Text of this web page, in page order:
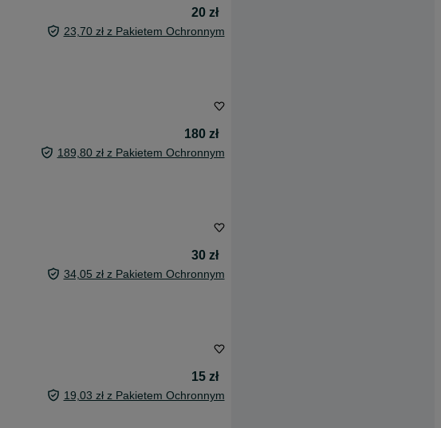
20 zł
23,70 zł z Pakietem Ochronnym
180 zł
189,80 zł z Pakietem Ochronnym
30 zł
34,05 zł z Pakietem Ochronnym
15 zł
19,03 zł z Pakietem Ochronnym